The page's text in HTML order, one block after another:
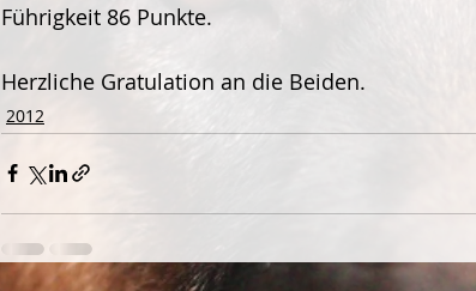
Führigkeit 86 Punkte.
Herzliche Gratulation an die Beiden.
2012